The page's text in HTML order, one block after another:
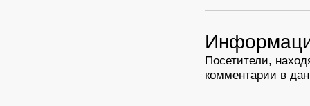
Посетители,
комментарии в